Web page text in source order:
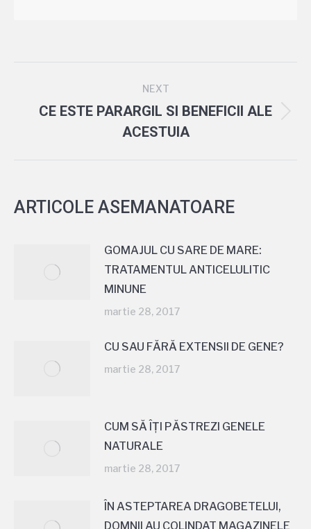
NEXT
CE ESTE PARARGIL SI BENEFICII ALE
ACESTUIA
ARTICOLE ASEMANATOARE
GOMAJUL CU SARE DE MARE:
TRATAMENTUL ANTICELULITIC
MINUNE
martie 28, 2017
CU SAU FĂRĂ EXTENSII DE GENE?
martie 28, 2017
CUM SĂ ÎȚI PĂSTREZI GENELE
NATURALE
martie 28, 2017
ÎN ASTEPTAREA DRAGOBETELUI,
DOMNII AU COLINDAT MAGAZINELE